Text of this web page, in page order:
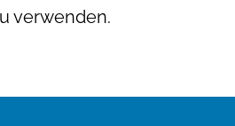
verwenden.